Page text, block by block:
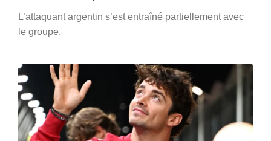
L’attaquant argentin s’est entraîné partiellement avec
le groupe.